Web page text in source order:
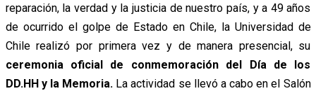
reparación, la verdad y la justicia de nuestro país, y a 49 años
de ocurrido el golpe de Estado en Chile, la Universidad de
Chile realizó por primera vez y de manera presencial, su
ceremonia oficial de conmemoración del Día de los
DD.HH y la Memoria. La actividad se llevó a cabo en el Salón